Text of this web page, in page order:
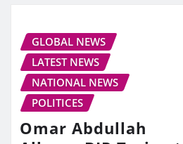
GLOBAL NEWS
LATEST NEWS
NATIONAL NEWS
POLITICES
Omar Abdullah